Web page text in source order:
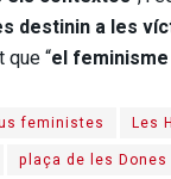
destinin a les
“el
feministes Les
plaça de les Dones